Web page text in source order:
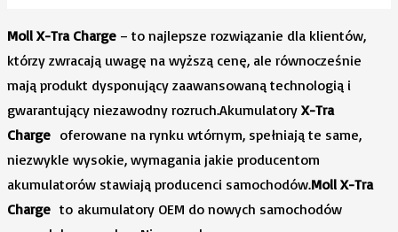
Moll X-Tra Charge – to najlepsze rozwiązanie dla klientów,
którzy zwracają uwagę na wyższą cenę, ale równocześnie
mają produkt dysponujący zaawansowaną technologią i
gwarantujący niezawodny rozruch.Akumulatory X-Tra
Charge oferowane na rynku wtórnym, spełniają te same,
niezwykle wysokie, wymagania jakie producentom
akumulatorów stawiają producenci samochodów.Moll X-Tra
Charge to akumulatory OEM do nowych samochodów